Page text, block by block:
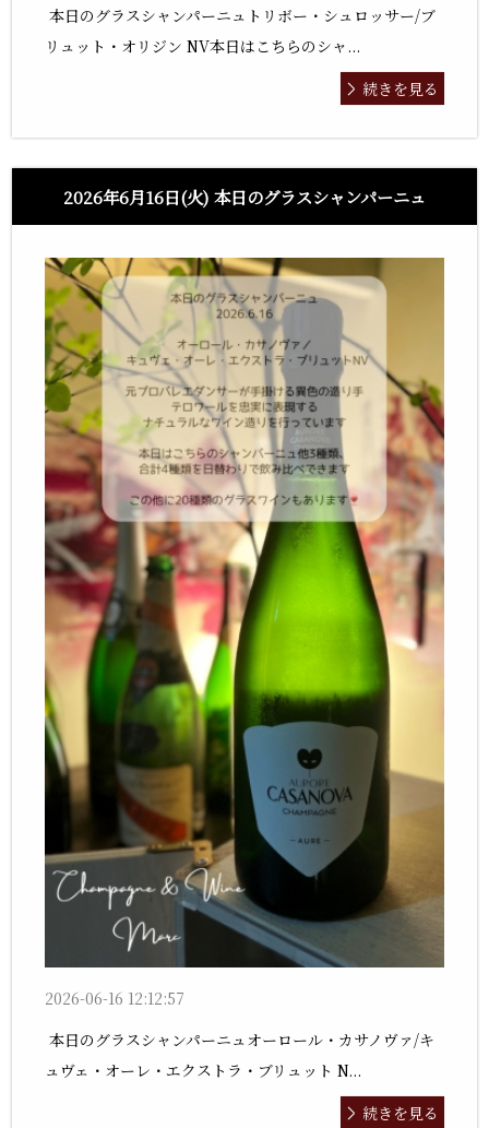
本日のグラスシャンパーニュトリボー・シュロッサー/ブ
リュット・オリジン NV本日はこちらのシャ...
続きを見る
2026年6月16日(火) 本日のグラスシャンパーニュ
2026-06-16 12:12:57
本日のグラスシャンパーニュオーロール・カサノヴァ/キ
ュヴェ・オーレ・エクストラ・ブリュット N...
続きを見る